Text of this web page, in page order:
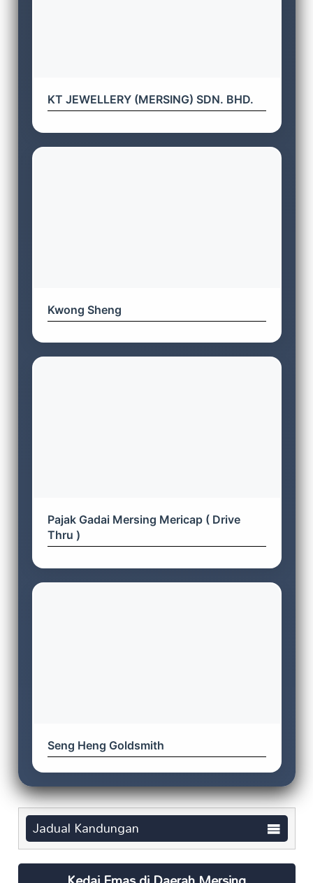
KT JEWELLERY (MERSING) SDN. BHD.
Kwong Sheng
Pajak Gadai Mersing Mericap ( Drive
Thru )
Seng Heng Goldsmith
Jadual Kandungan